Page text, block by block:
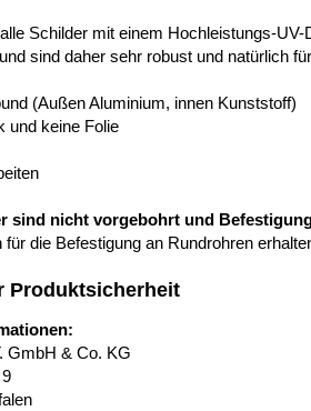
Schilder mit einem Hochleistungs-
sind daher sehr robust und natürlich
(Außen Aluminium, innen Kunststoff)
und keine Folie
sind nicht vorgebohrt und
für die Befestigung an Rundrohren
Produktsicherheit
GmbH & Co. KG